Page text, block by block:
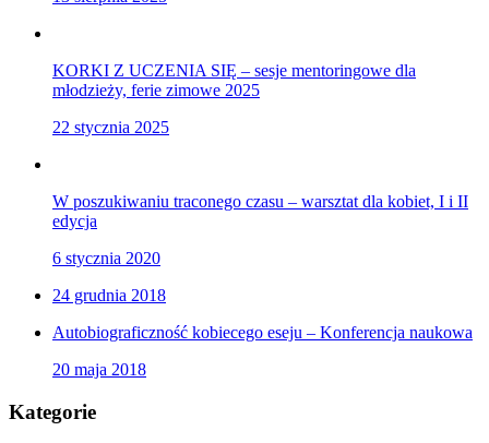
KORKI Z UCZENIA SIĘ – sesje mentoringowe dla
młodzieży, ferie zimowe 2025
22 stycznia 2025
W poszukiwaniu traconego czasu – warsztat dla kobiet, I i II
edycja
6 stycznia 2020
24 grudnia 2018
Autobiograficzność kobiecego eseju – Konferencja naukowa
20 maja 2018
Kategorie